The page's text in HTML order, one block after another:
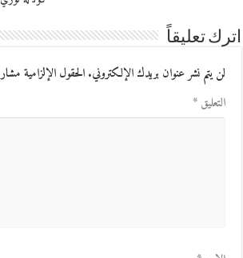
اترك تعليقاً
لن يتم نشر عنوان بريدك الإلكتروني.الحقول الإلزامية مشار
التعليق*